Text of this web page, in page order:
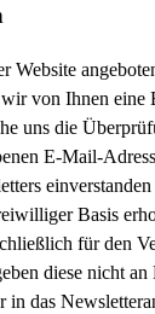
Website
von Ihnen eine
uns die
E-Mail-
Basis
für den
diese nicht an
in das